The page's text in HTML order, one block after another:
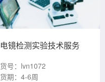
电镜检测实验技术服务
货号：lvn1072
货期：4-6周